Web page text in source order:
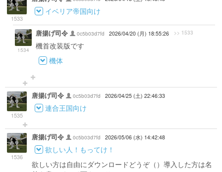
1533
イベリア帝国向け
1534
唐揚げ司令 0c5b03d7fd 2026/04/20 (月) 18:55:26 >> 1533
機首改装版です
機体
1535
唐揚げ司令 0c5b03d7fd 2026/04/25 (土) 22:46:33
連合王国向け
1536
唐揚げ司令 0c5b03d7fd 2026/05/06 (水) 14:42:48
欲しい人！もってけ！
欲しい方は自由にダウンロードどうぞ（）導入した方は名